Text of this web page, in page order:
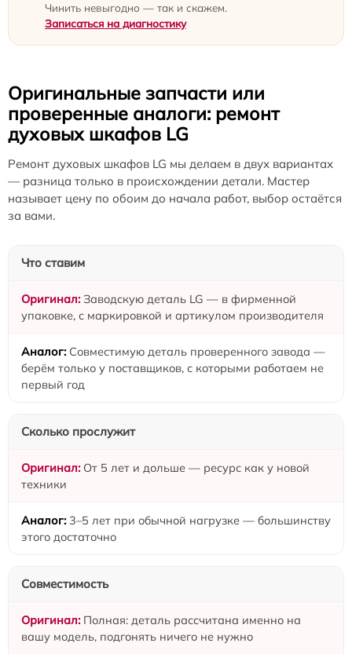
Чинить невыгодно — так и скажем.
Записаться на диагностику
Оригинальные запчасти или
проверенные аналоги: ремонт
духовых шкафов LG
Ремонт духовых шкафов LG мы делаем в двух вариантах
— разница только в происхождении детали. Мастер
называет цену по обоим до начала работ, выбор остаётся
за вами.
Что ставим
Заводскую деталь LG — в фирменной
упаковке, с маркировкой и артикулом производителя
Совместимую деталь проверенного завода —
берём только у поставщиков, с которыми работаем не
первый год
Сколько прослужит
От 5 лет и дольше — ресурс как у новой
техники
3–5 лет при обычной нагрузке — большинству
этого достаточно
Совместимость
Полная: деталь рассчитана именно на
вашу модель, подгонять ничего не нужно